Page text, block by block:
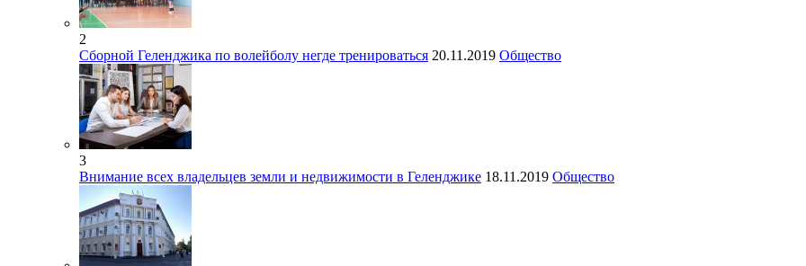
2
Сборной Геленджика по волейболу негде тренироваться 20.11.2019 Общество
3
Внимание всех владельцев земли и недвижимости в Геленджике 18.11.2019 Общество